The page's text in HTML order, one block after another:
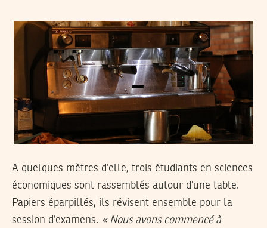
A quelques mètres d’elle, trois étudiants en sciences
économiques sont rassemblés autour d’une table.
Papiers éparpillés, ils révisent ensemble pour la
session d’examens. « Nous avons commencé à